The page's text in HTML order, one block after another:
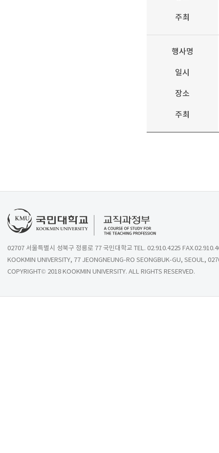
주최
행사명
일시
장소
주최
02707 서울특별시 성북구 정릉로 77 국민대학교 TEL. 02.910.4225
KOOKMIN UNIVERSITY, 77 JEONGNEUNG-RO SEONGBUK-GU, SEOUL,
COPYRIGHT© 2018 KOOKMIN UNIVERSITY. ALL RIGHTS RESERVED.